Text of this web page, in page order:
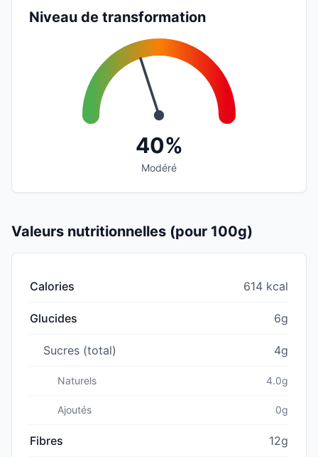
Niveau de transformation
40%
Modéré
Valeurs nutritionnelles (pour 100g)
Calories 614 kcal
Glucides 6g
Sucres (total) 4g
Naturels 4.0g
Ajoutés 0g
Fibres 12g